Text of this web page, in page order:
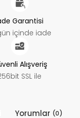
Garantisi
içinde iade
Alışveriş
SSL ile
Yorumlar (0)